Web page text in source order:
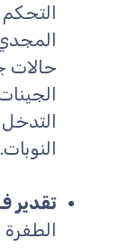
التحكم
حالات
النوبات.
تقدير